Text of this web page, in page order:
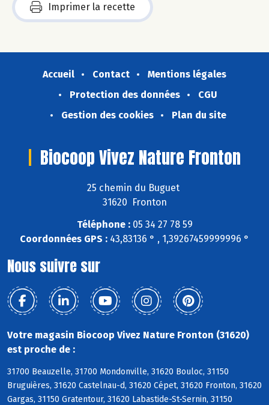
Imprimer la recette
Accueil Contact
Mentions légales
Protection des données
CGU
Gestion des cookies
Plan du site
Biocoop Vivez Nature Fronton
25 chemin du Buguet
31620 Fronton
Téléphone :05 34 27 78 59
Coordonnées GPS : 43,83136 ° , 1,39267459999996 °
Nous suivre sur
Votre magasin Biocoop Vivez Nature Fronton (31620)
est proche de :
31700 Beauzelle, 31700 Mondonville, 31620 Bouloc, 31150
Bruguières, 31620 Castelnau-d, 31620 Cépet, 31620 Fronton, 31620
Gargas, 31150 Gratentour, 31620 Labastide-St-Sernin, 31150